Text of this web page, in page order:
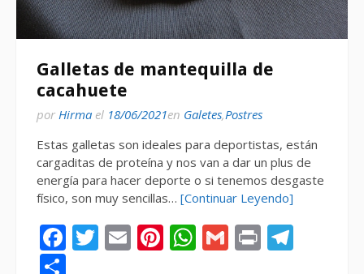
Galletas de mantequilla de
cacahuete
por Hirma el 18/06/2021en Galetes,Postres
Estas galletas son ideales para deportistas, están
cargaditas de proteína y nos van a dar un plus de
energía para hacer deporte o si tenemos desgaste
físico, son muy sencillas… [Continuar Leyendo]
Facebook
Twitter
EmailPinterest
WhatsApp
Gmail
Print